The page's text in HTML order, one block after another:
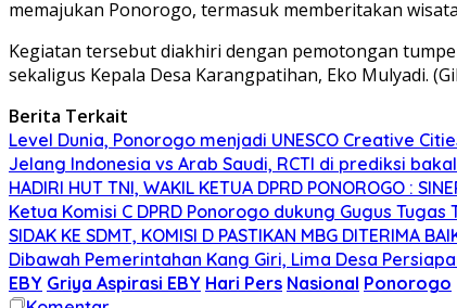
memajukan Ponorogo, termasuk memberitakan
Kegiatan tersebut diakhiri dengan pemotongan
sekaligus Kepala Desa Karangpatihan, Eko Mulyadi.
Berita Terkait
Level Dunia, Ponorogo menjadi UNESCO Creative
Jelang Indonesia vs Arab Saudi, RCTI di prediksi bakal
HADIRI HUT TNI, WAKIL KETUA DPRD PONOROGO :
Ketua Komisi C DPRD Ponorogo dukung Gugus
SIDAK KE SDMT, KOMISI D PASTIKAN MBG DITERIMA
Dibawah Pemerintahan Kang Giri, Lima Desa
EBY Griya Aspirasi EBY Hari Pers Nasional Ponorogo